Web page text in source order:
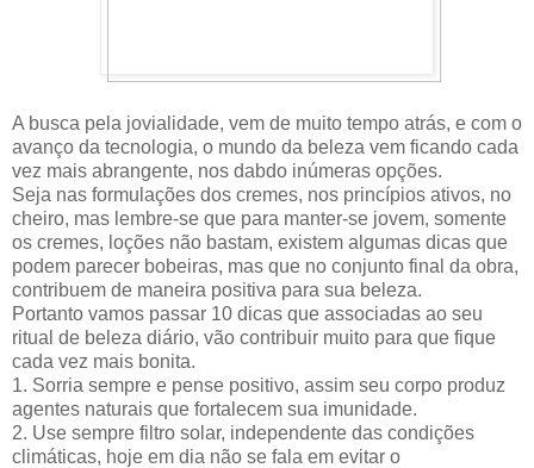
A busca pela jovialidade, vem de muito tempo atrás, e com o
avanço da tecnologia, o mundo da beleza vem ficando cada
vez mais abrangente, nos dabdo inúmeras opções.
Seja nas formulações dos cremes, nos princípios ativos, no
cheiro, mas lembre-se que para manter-se jovem, somente
os cremes, loções não bastam, existem algumas dicas que
podem parecer bobeiras, mas que no conjunto final da obra,
contribuem de maneira positiva para sua beleza.
Portanto vamos passar 10 dicas que associadas ao seu
ritual de beleza diário, vão contribuir muito para que fique
cada vez mais bonita.
1. Sorria sempre e pense positivo, assim seu corpo produz
agentes naturais que fortalecem sua imunidade.
2. Use sempre filtro solar, independente das condições
climáticas, hoje em dia não se fala em evitar o